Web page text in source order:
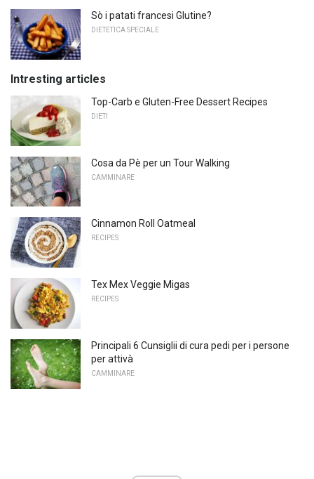
Sò i patati francesi Glutine?
DIETETICA SPECIALE
Intresting articles
Top-Carb e Gluten-Free Dessert Recipes
DIETI
Cosa da Pè per un Tour Walking
CAMMINARE
Cinnamon Roll Oatmeal
RECIPES
Tex Mex Veggie Migas
RECIPES
Principali 6 Cunsiglii di cura pedi per i persone
per attivà
CAMMINARE